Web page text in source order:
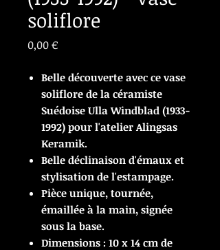
soliflore
0,00 €Prix
Belle découverte avec ce vase
soliflore de la céramiste
Suédoise Ulla Windblad (1933-
1992) pour l'atelier Alingsas
Keramik.
Belle déclinaison d'émaux et
stylisation de l'estampage.
Pièce unique, tournée,
émaillée à la main, signée
sous la base.
Dimensions : 10 x 14 cm de